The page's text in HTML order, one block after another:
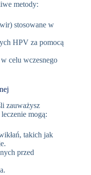
metody:
stosowane w
HPV za pomocą
celu wczesnego
zauważysz
mogą:
takich jak
przed